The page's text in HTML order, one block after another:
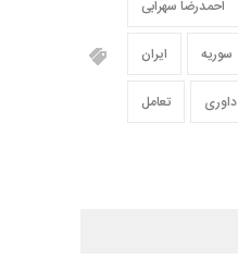
احمدرضا سهرابی
ایران سوریه
تعامل داوری